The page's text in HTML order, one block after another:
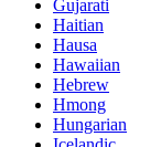
Gujarati
Haitian
Hausa
Hawaiian
Hebrew
Hmong
Hungarian